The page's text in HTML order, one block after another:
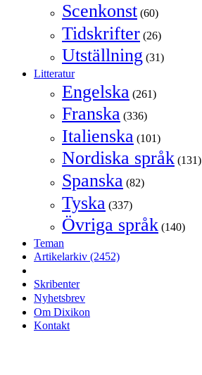
Scenkonst (60)
Tidskrifter (26)
Utställning (31)
Litteratur
Engelska (261)
Franska (336)
Italienska (101)
Nordiska språk (131)
Spanska (82)
Tyska (337)
Övriga språk (140)
Teman
Artikelarkiv (2452)
Skribenter
Nyhetsbrev
Om Dixikon
Kontakt